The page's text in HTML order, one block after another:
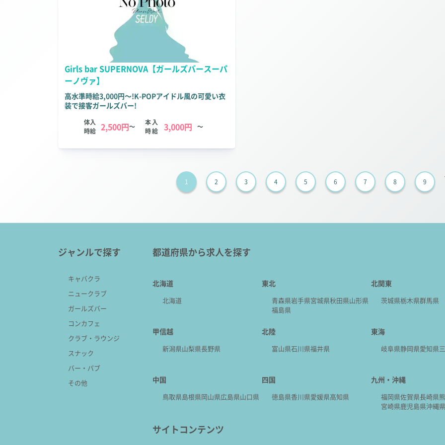
Girls bar SUPERNOVA【ガールズバースーパ
ーノヴァ】
高水準時給3,000円～!K-POPアイドル風の可愛い衣
装で接客ガールズバー!
体入
時給
2,500円～
本入
時給
3,000円 ～
1 2 3 4 5 6 7 8 9
ジャンルで探す
キャバクラ
ニュークラブ
ガールズバー
コンカフェ
クラブ・ラウンジ
スナック
バー・パブ
その他
都道府県から求人を探す
北海道
北海道
東北
青森県岩手県宮城県秋田県山形県
福島県
北関東
茨城県栃木県群馬県
甲信越
新潟県山梨県長野県
北陸
富山県石川県福井県
東海
岐阜県静岡県愛知県
中国
鳥取県島根県岡山県広島県山口県
四国
徳島県香川県愛媛県高知県
九州・沖縄
福岡県佐賀県長崎県
宮崎県鹿児島県沖縄県
サイトコンテンツ